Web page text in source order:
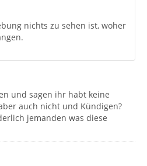
nichts zu sehen ist, woher
und sagen ihr habt keine
auch nicht und Kündigen?
jemanden was diese